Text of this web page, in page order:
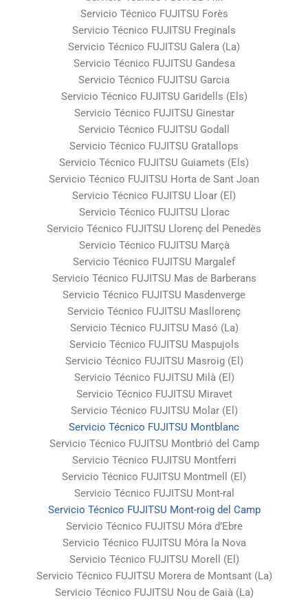
Servicio Técnico FUJITSU Forès
Servicio Técnico FUJITSU Freginals
Servicio Técnico FUJITSU Galera (La)
Servicio Técnico FUJITSU Gandesa
Servicio Técnico FUJITSU Garcia
Servicio Técnico FUJITSU Garidells (Els)
Servicio Técnico FUJITSU Ginestar
Servicio Técnico FUJITSU Godall
Servicio Técnico FUJITSU Gratallops
Servicio Técnico FUJITSU Guiamets (Els)
Servicio Técnico FUJITSU Horta de Sant Joan
Servicio Técnico FUJITSU Lloar (El)
Servicio Técnico FUJITSU Llorac
Servicio Técnico FUJITSU Llorenç del Penedès
Servicio Técnico FUJITSU Marçà
Servicio Técnico FUJITSU Margalef
Servicio Técnico FUJITSU Mas de Barberans
Servicio Técnico FUJITSU Masdenverge
Servicio Técnico FUJITSU Masllorenç
Servicio Técnico FUJITSU Masó (La)
Servicio Técnico FUJITSU Maspujols
Servicio Técnico FUJITSU Masroig (El)
Servicio Técnico FUJITSU Milà (El)
Servicio Técnico FUJITSU Miravet
Servicio Técnico FUJITSU Molar (El)
Servicio Técnico FUJITSU Montblanc
Servicio Técnico FUJITSU Montbrió del Camp
Servicio Técnico FUJITSU Montferri
Servicio Técnico FUJITSU Montmell (El)
Servicio Técnico FUJITSU Mont-ral
Servicio Técnico FUJITSU Mont-roig del Camp
Servicio Técnico FUJITSU Móra d’Ebre
Servicio Técnico FUJITSU Móra la Nova
Servicio Técnico FUJITSU Morell (El)
Servicio Técnico FUJITSU Morera de Montsant (La)
Servicio Técnico FUJITSU Nou de Gaià (La)